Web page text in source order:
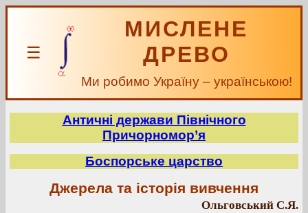
☰
МИСЛЕНЕ
ДРЕВО
Ми робимо Україну – українською!
Античні держави Північного
Причорномор’я
Боспорське царство
Джерела та історія вивчення
Ольговський С.Я.